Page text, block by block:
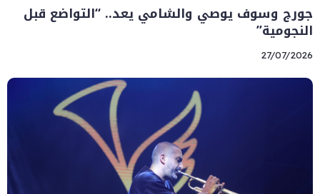
جورج وسوف يوصي والشامي يعد.. “التواضع قبل
النجومية”
27/07/2026